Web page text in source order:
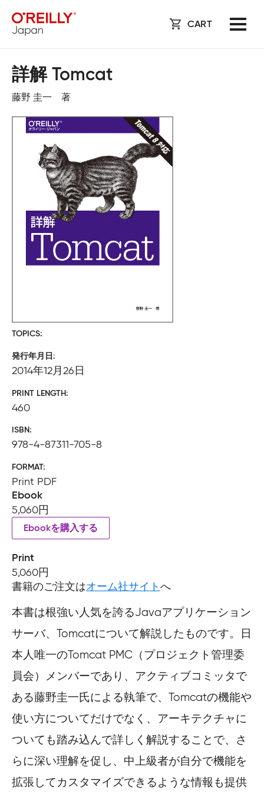
CART
詳解 Tomcat
藤野 圭一 著
TOPICS
発行年月日
2014年12月26日
PRINT LENGTH
460
ISBN
978-4-87311-705-8
FORMAT
Print PDF
Ebook
5,060円
Ebookを購入する
Print
5,060円
書籍のご注文はオーム社サイトへ
本書は根強い人気を誇るJavaアプリケーション
サーバ、Tomcatについて解説したものです。日
本人唯一のTomcat PMC（プロジェクト管理委
員会）メンバーであり、アクティブコミッタで
ある藤野圭一氏による執筆で、Tomcatの機能や
使い方についてだけでなく、アーキテクチャに
ついても踏み込んで詳しく解説することで、さ
らに深い理解を促し、中上級者が自分で機能を
拡張してカスタマイズできるような情報も提供